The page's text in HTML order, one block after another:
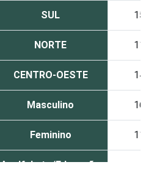
SUL 15
NORTE 11
CENTRO-OESTE 14
Masculino 16
Feminino 11
Analfabeto/Educação